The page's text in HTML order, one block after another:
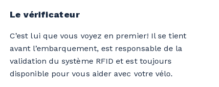
Le vérificateur
C’est lui que vous voyez en premier! Il se tient
avant l’embarquement, est responsable de la
validation du système RFID et est toujours
disponible pour vous aider avec votre vélo.